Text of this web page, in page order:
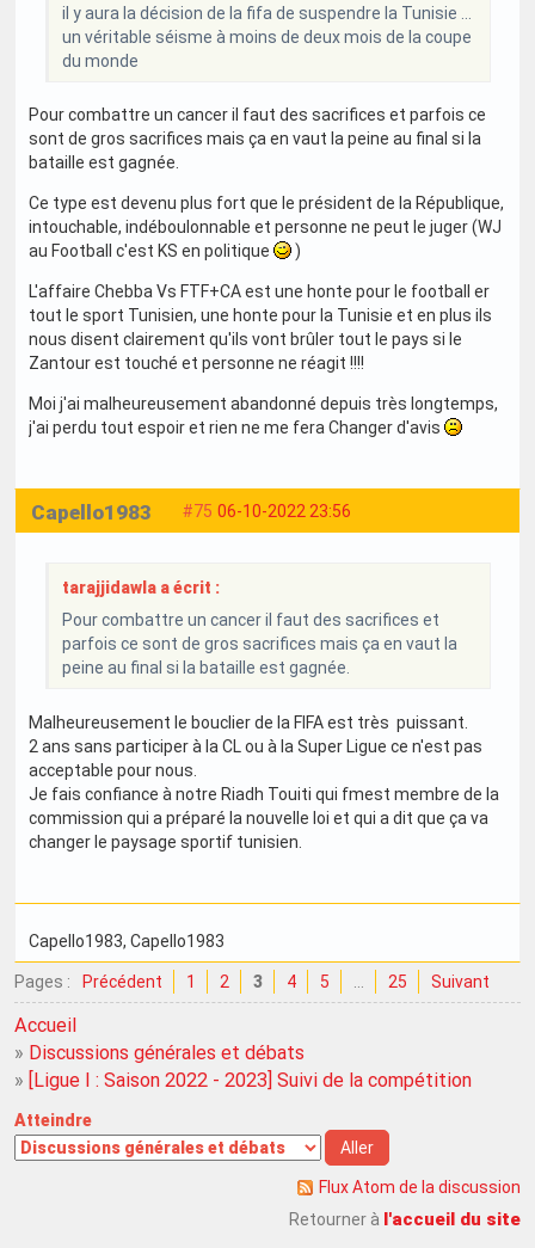
il y aura la décision de la fifa de suspendre la Tunisie …
un véritable séisme à moins de deux mois de la coupe
du monde
Pour combattre un cancer il faut des sacrifices et parfois ce
sont de gros sacrifices mais ça en vaut la peine au final si la
bataille est gagnée.
Ce type est devenu plus fort que le président de la République,
intouchable, indéboulonnable et personne ne peut le juger (WJ
au Football c'est KS en politique
)
L'affaire Chebba Vs FTF+CA est une honte pour le football er
tout le sport Tunisien, une honte pour la Tunisie et en plus ils
nous disent clairement qu'ils vont brûler tout le pays si le
Zantour est touché et personne ne réagit !!!!
Moi j'ai malheureusement abandonné depuis très longtemps,
j'ai perdu tout espoir et rien ne me fera Changer d'avis
#75 06-10-2022 23:56
Capello1983
tarajjidawla a écrit :
Pour combattre un cancer il faut des sacrifices et
parfois ce sont de gros sacrifices mais ça en vaut la
peine au final si la bataille est gagnée.
Malheureusement le bouclier de la FIFA est très puissant.
2 ans sans participer à la CL ou à la Super Ligue ce n'est pas
acceptable pour nous.
Je fais confiance à notre Riadh Touiti qui fmest membre de la
commission qui a préparé la nouvelle loi et qui a dit que ça va
changer le paysage sportif tunisien.
Capello1983, Capello1983
Pages : Précédent 1 2 3 4 5 25 Suivant
Accueil
» Discussions générales et débats
» [Ligue I : Saison 2022 - 2023] Suivi de la compétition
Atteindre
Flux Atom de la discussion
Retourner à l'accueil du site